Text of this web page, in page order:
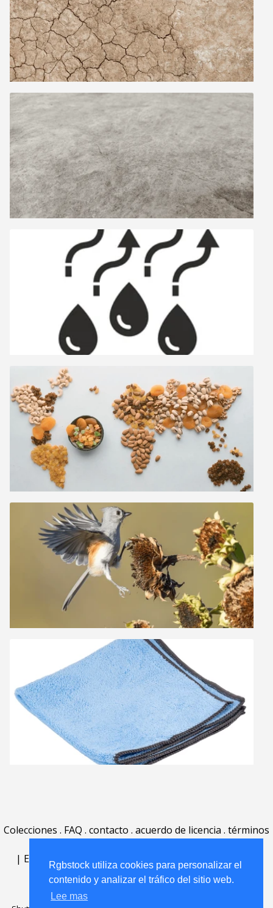
Rgbstock utiliza cookies para personalizar el
contenido y analizar el tráfico del sitio web.
Lee mas
Colecciones . FAQ . contacto . acuerdo de licencia . términos
| English | Deutsch| Español Português
Nederlands|